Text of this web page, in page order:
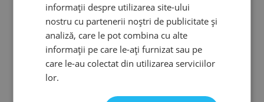
informații despre utilizarea site-ului
nostru cu partenerii noștri de publicitate și
analiză, care le pot combina cu alte
informații pe care le-ați furnizat sau pe
care le-au colectat din utilizarea serviciilor
lor.